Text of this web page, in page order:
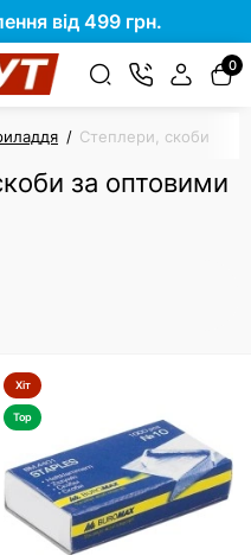
від 499 грн.
0
Степлери, скоби
за оптовими
Хіт
Top